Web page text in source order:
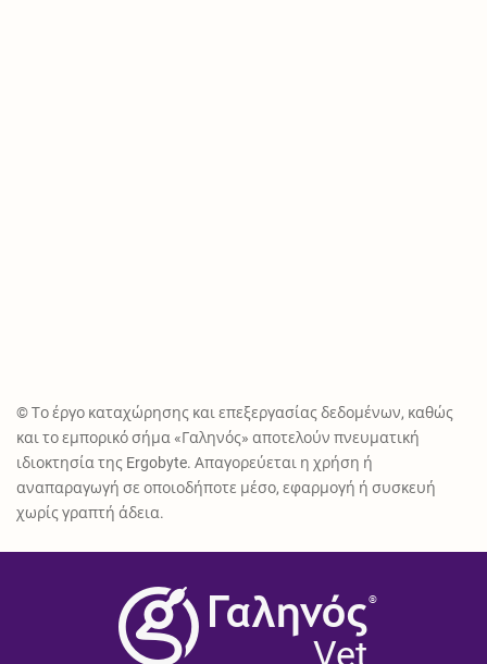
© Το έργο καταχώρησης και επεξεργασίας δεδομένων, καθώς
και το εμπορικό σήμα «Γαληνός» αποτελούν πνευματική
ιδιοκτησία της Ergobyte. Απαγορεύεται η χρήση ή
αναπαραγωγή σε οποιοδήποτε μέσο, εφαρμογή ή συσκευή
χωρίς γραπτή άδεια.
®
Vet